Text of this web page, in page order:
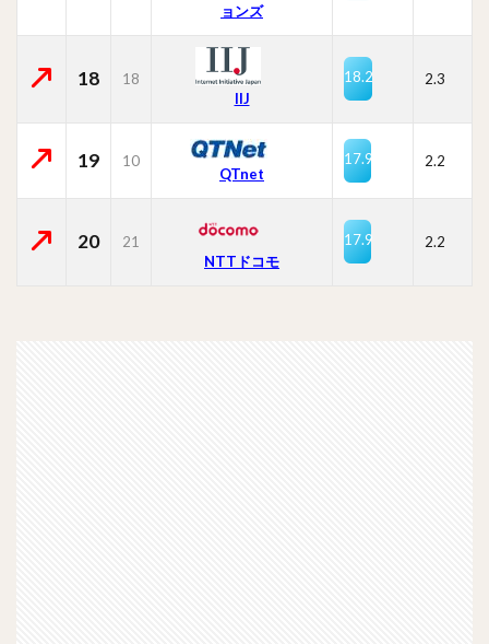
ョンズ
18
18
IIJ
18.2 2.3
19 10
QTnet
17.9 2.2
20
21
NTTドコモ
17.9 2.2